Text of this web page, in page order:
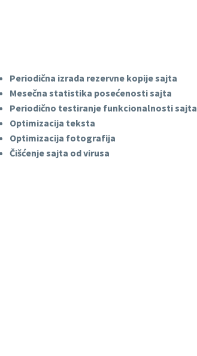
Periodična izrada rezervne kopije sajta
Mesečna statistika posećenosti sajta
Periodično testiranje funkcionalnosti sajta
Optimizacija teksta
Optimizacija fotografija
Čišćenje sajta od virusa